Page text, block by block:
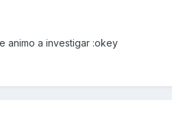
animo a investigar :okey